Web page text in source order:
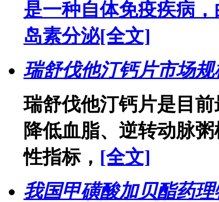
是一种自体免疫疾病
岛素分泌[全文]
瑞舒伐他汀钙片市场
瑞舒伐他汀钙片是目
降低血脂、逆转动脉
性指标， [全文]
我国甲磺酸加贝酯药